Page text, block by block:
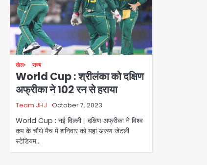
खेल राज्य
World Cup : श्रीलंका को दक्षिण
अफ्रीका ने 102 रन से हराया
Team JHJ October 7, 2023
World Cup : नई दिल्ली। दक्षिण अफ्रीका ने विश्व
कप के चौथे मैच में शनिवार को यहां अरुण जेटली
स्टेडियम…